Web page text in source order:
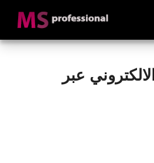
عبر